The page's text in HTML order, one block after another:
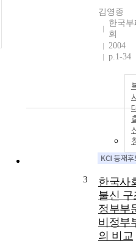
김영종
한국
회
2004
p.1-34
3
한국사
불신 구
정부부
비정부
의 비교